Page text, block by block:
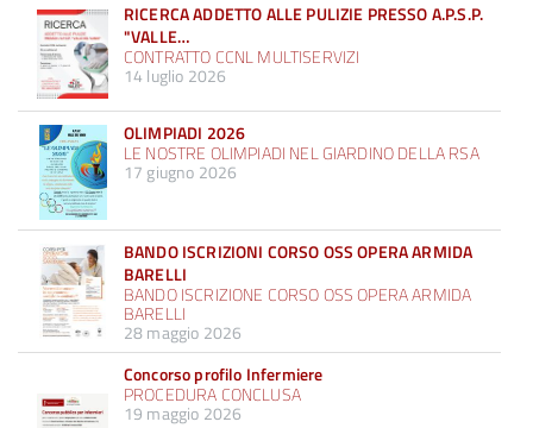
RICERCA ADDETTO ALLE PULIZIE PRESSO A.P.S.P.
"VALLE…
CONTRATTO CCNL MULTISERVIZI
14 luglio 2026
OLIMPIADI 2026
LE NOSTRE OLIMPIADI NEL GIARDINO DELLA RSA
17 giugno 2026
BANDO ISCRIZIONI CORSO OSS OPERA ARMIDA
BARELLI
BANDO ISCRIZIONE CORSO OSS OPERA ARMIDA
BARELLI
28 maggio 2026
Concorso profilo Infermiere
PROCEDURA CONCLUSA
19 maggio 2026